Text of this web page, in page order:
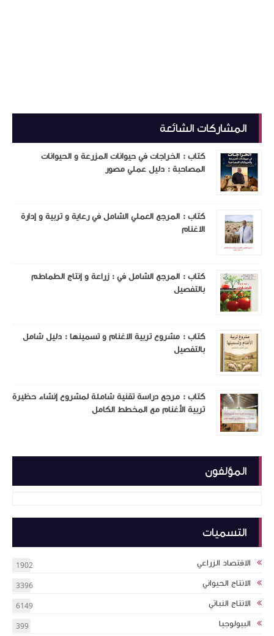
المشاركات الشائعة
كتاب : الخراجات في حيوانات المزرعة و الحيوانات
المصاحبة : دليل عملي مصور
كتاب : المرجع العملي الشامل في رعاية و تربية و إدارة
الاغنام
كتاب : المرجع الشامل في : زراعة و إنتاج الطماطم
بالتفصيل
كتاب : مشروع تربية الاغنام و تسمينها : دليل شامل
بالتفصيل
كتاب : مرجع دراسة تقنية شاملة لمشروع إنشاء حظيرة
تربية الأغنام مع المخطط الكامل
المؤلفون
التسميات
الاقتصاد الزراعي 1902
الانتاج الحيواني 3396
الانتاج النباتي 6149
البيولوجيا 399